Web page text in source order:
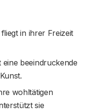
in ihrer Freizeit
eine beeindruckende
wohltätigen
sie